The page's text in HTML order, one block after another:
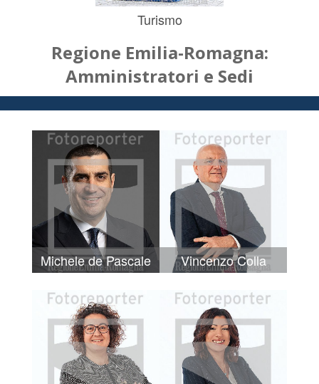
Turismo
Regione Emilia-Romagna:
Amministratori e Sedi
Michele de Pascale Vincenzo Colla